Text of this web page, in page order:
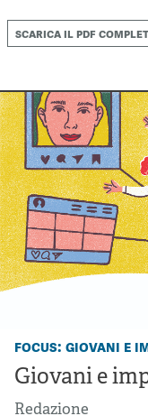
scarica il pdf
focus: giovani e
Giovani e
Redazione